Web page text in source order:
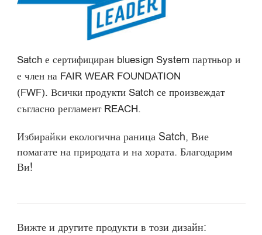
Satch е сертифициран bluesign System партньор и
е член на FAIR WEAR FOUNDATION
(FWF). Всички продукти Satch се произвеждат
съгласно регламент REACH.
Избирайки екологична раница Satch, Вие
помагате на природата и на хората. Благодарим
Ви!
Вижте и другите продукти в този дизайн: